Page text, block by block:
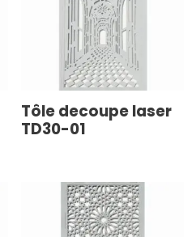
Tôle decoupe laser
TD30-01